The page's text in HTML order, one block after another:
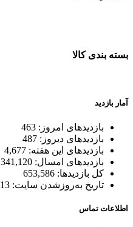
بسته بندی کالا
آمار بازدید
بازدیدهای امروز: 463
بازدیدهای دیروز: 487
بازدیدهای این هفته: 4,677
بازدیدهای امسال: 341,120
کل بازدیدها: 653,586
تاریخ به‌روزشدن سایت: 13 مهر 1402
اطلاعات تماس